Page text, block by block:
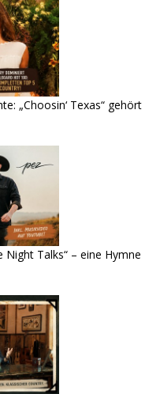
„Choosin‘ Texas“ gehört
Talks“ – eine Hymne